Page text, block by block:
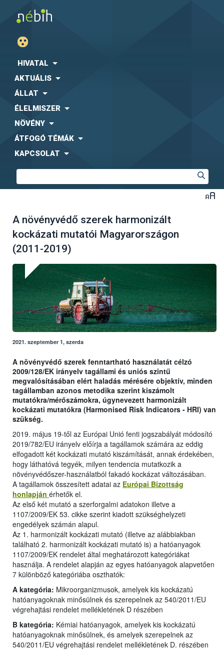
HIVATAL
AKTUÁLIS
ÁLLAT
ÉLELMISZER
NÖVÉNY
ÁTFOGÓ TÉMÁK
KAPCSOLAT
A növényvédő szerek harmonizált
kockázati mutatói Magyarországon
(2011-2019)
2021. szeptember 1, szerda
A növényvédő szerek fenntartható használatát célzó
2009/128/EK irányelv tagállami és uniós szintű
megvalósításában elért haladás mérésére objektív, minden
tagállamban azonos metodika szerint kiszámolt
mutatókra/mérőszámokra, úgynevezett harmonizált
kockázati mutatókra (Harmonised Risk Indicators - HRI) van
szükség.
2019. május 19-től az Európai Unió fenti jogszabályát módosító
2019/782/EU irányelv előírja a tagállamok számára az eddig
elfogadott két kockázati mutató kiszámítását, annak érdekében,
hogy láthatóvá tegyék, milyen tendencia mutatkozik a
növényvédőszer-használatból fakadó kockázat változásában.
A tagállamok összesített adatai az Európai Bizottság
honlapján érhetők el.
Az első két mutató a szerforgalmi adatokon illetve a
1107/2009/EK 53. cikke szerint kiadott szükséghelyzeti
engedélyek számán alapul.
Az 1. harmonizált kockázati mutató (illetve az alábbiakban
található 2. harmonizált kockázati mutató is) a hatóanyagok
1107/2009/EK rendelet által meghatározott kategóriákat
használja. A rendelet alapján az egyes hatóanyagok alapvetően
7 különböző kategóriába oszthatók:
A kategória: Mikroorganizmusok, amelyek kis kockázatú
hatóanyagoknak minősülnek és szerepelnek az 540/2011/EU
végrehajtási rendelet mellékletének D részében
B kategória: Kémiai hatóanyagok, amelyek kis kockázatú
hatóanyagoknak minősülnek, és amelyek szerepelnek az
540/2011/EU végrehajtási rendelet mellékletének D. részében